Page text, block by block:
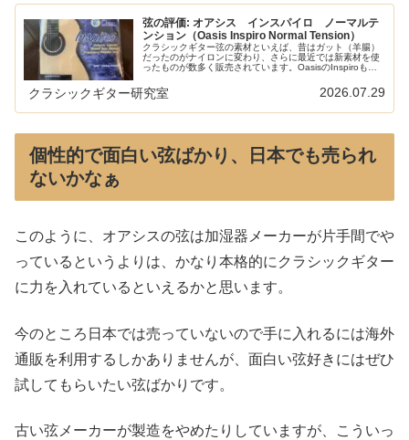
弦の評価: オアシス インスパイロ ノーマルテ
ンション（Oasis Inspiro Normal Tension）
クラシックギター弦の素材といえば、昔はガット（羊腸）
だったのがナイロンに変わり、さらに最近では新素材を使
ったものが数多く販売されています。OasisのInspiroもそ
てみました。以下の記...
クラシックギター研究室 2026.07.29
個性的で面白い弦ばかり、日本でも売られ
ないかなぁ
このように、オアシスの弦は加湿器メーカーが片手間でや
っているというよりは、かなり本格的にクラシックギター
に力を入れているといえるかと思います。
今のところ日本では売っていないので手に入れるには海外
通販を利用するしかありませんが、面白い弦好きにはぜひ
試してもらいたい弦ばかりです。
古い弦メーカーが製造をやめたりしていますが、こういっ